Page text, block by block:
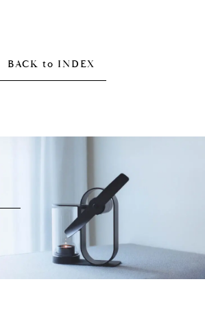
BACK to INDEX